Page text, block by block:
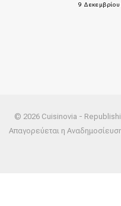
9
© 2026 Cuisinovia -
Απαγορεύεται η